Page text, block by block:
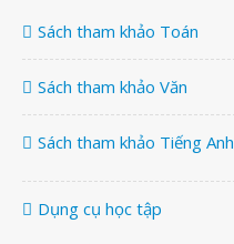
Sách tham khảo Toán
Sách tham khảo Văn
Sách tham khảo Tiếng Anh
Dụng cụ học tập